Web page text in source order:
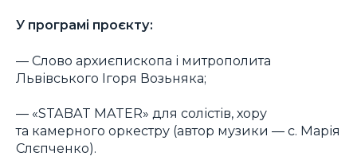
У програмі проєкту:
― Слово архиєпископа і митрополита
Львівського Ігоря Возьняка;
― «STABAT MATER» для солістів, хору
та камерного оркестру (автор музики ― с. Марія
Слєпченко).